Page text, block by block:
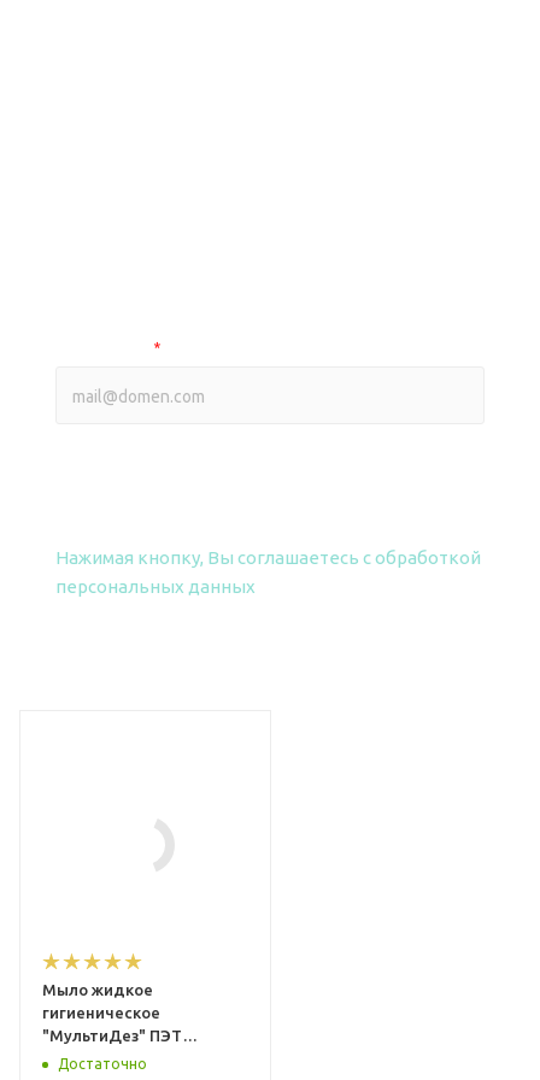
*
Нажимая кнопку, Вы соглашаетесь с обработкой
персональных данных
Мыло жидкое
гигиеническое
"МультиДез" ПЭТ
(дозатор) 0,5 л (АЛОЕ
Достаточно